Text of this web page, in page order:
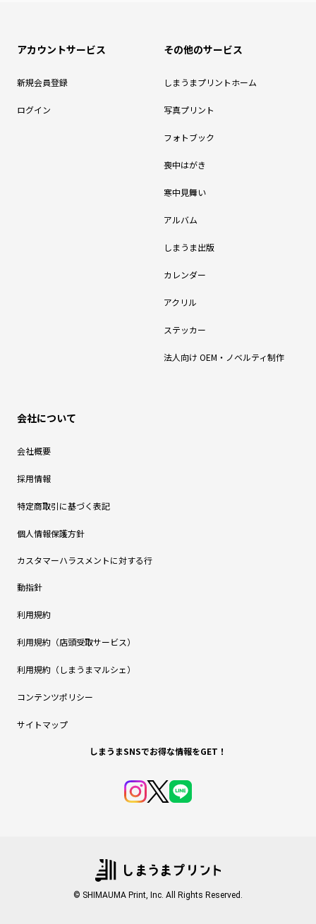
アカウントサービス
新規会員登録
ログイン
その他のサービス
しまうまプリントホーム
写真プリント
フォトブック
喪中はがき
寒中見舞い
アルバム
しまうま出版
カレンダー
アクリル
ステッカー
法人向け OEM・ノベルティ制作
会社について
会社概要
採用情報
特定商取引に基づく表記
個人情報保護方針
カスタマーハラスメントに対する行
動指針
利用規約
利用規約（店頭受取サービス）
利用規約（しまうまマルシェ）
コンテンツポリシー
サイトマップ
しまうまSNSでお得な情報をGET！
© SHIMAUMA Print, Inc. All Rights Reserved.